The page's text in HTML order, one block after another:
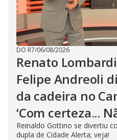
DO R7/06/08/2026
Renato
Felipe Andreoli
da cadeira no
‘Com certeza...
Reinaldo Gottino se divertiu
dupla de Cidade Alerta; veja!